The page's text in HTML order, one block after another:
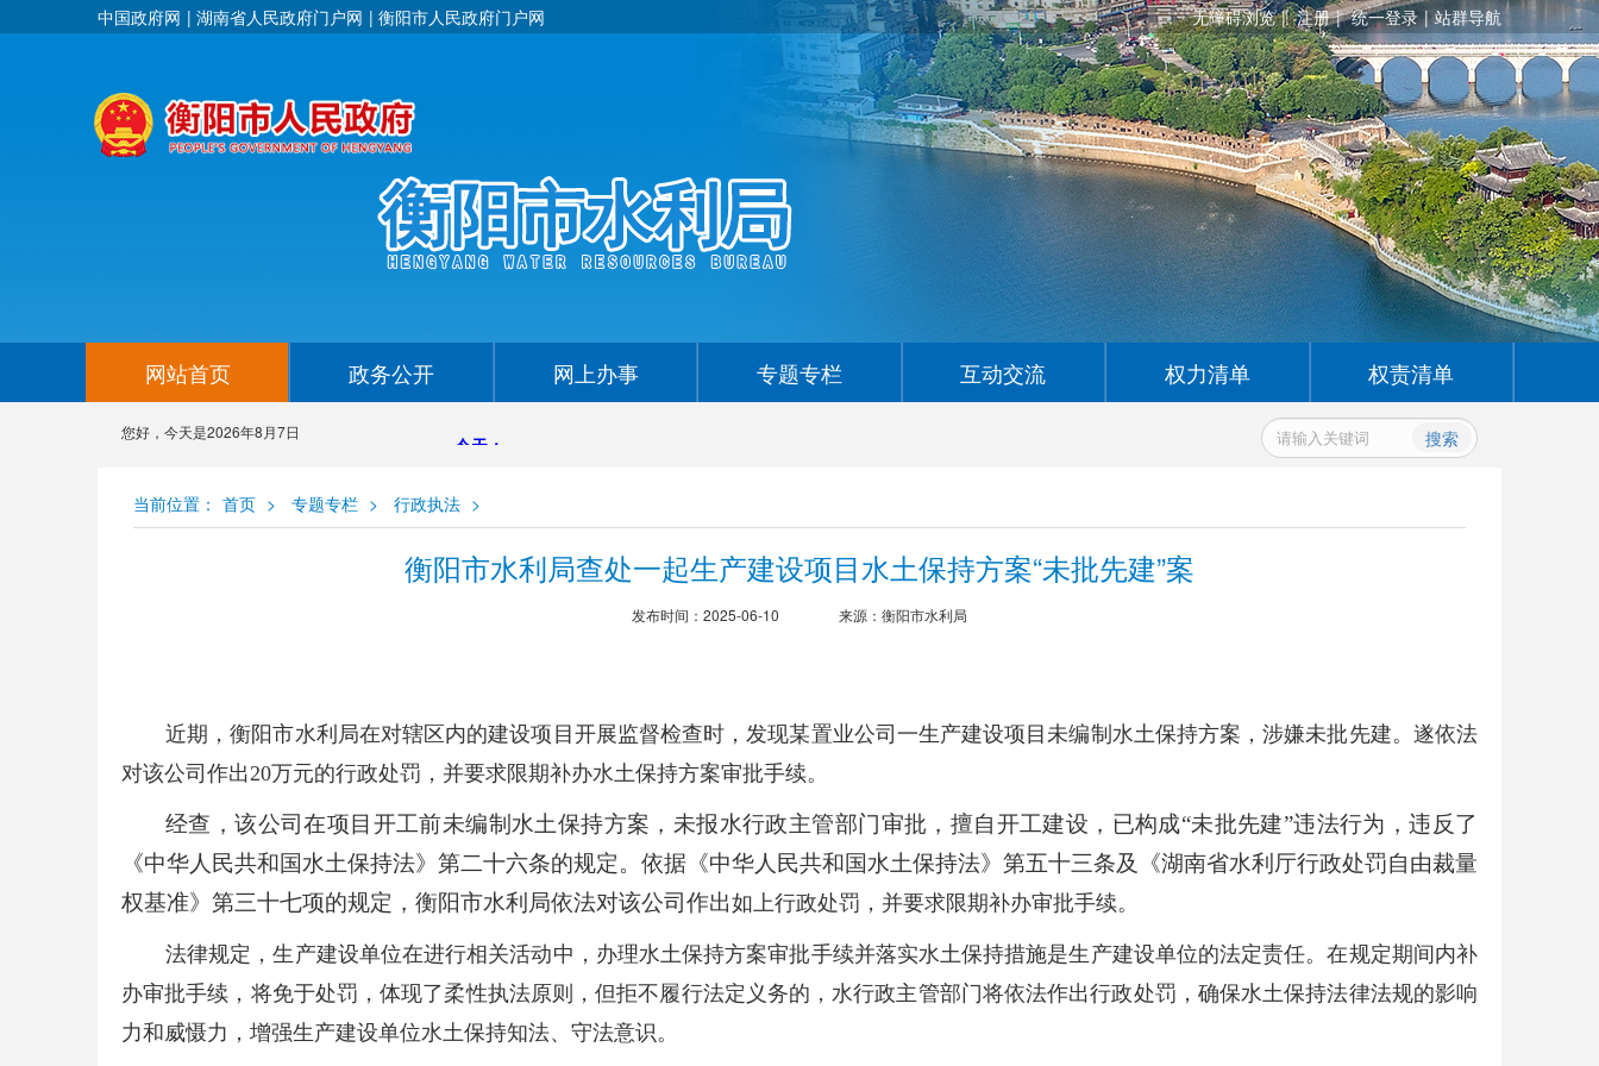
中国政府网 湖南省人民政府门户网 衡阳市人民政府门户网 无障碍浏览 注册 统一登录 站群导航
网站首页 政务公开 网上办事 专题专栏 互动交流 权力清单 权责清单
您好，今天是2026年8月7日 搜索
当前位置： 首页 > 专题专栏 > 行政执法 >
衡阳市水利局查处一起生产建设项目水土保持方案“未批先建”案
发布时间：2025-06-10 来源：衡阳市水利局
近期，衡阳市水利局在对辖区内的建设项目开展监督检查时，发现某置业公司一生产建设项目未编制水土保持方案，涉嫌未批先建。遂依法
对该公司作出20万元的行政处罚，并要求限期补办水土保持方案审批手续。
经查，该公司在项目开工前未编制水土保持方案，未报水行政主管部门审批，擅自开工建设，已构成“未批先建”违法行为，违反了
《中华人民共和国水土保持法》第二十六条的规定。依据《中华人民共和国水土保持法》第五十三条及《湖南省水利厅行政处罚自由裁量
权基准》第三十七项的规定，衡阳市水利局依法对该公司作出如上行政处罚，并要求限期补办审批手续。
法律规定，生产建设单位在进行相关活动中，办理水土保持方案审批手续并落实水土保持措施是生产建设单位的法定责任。在规定期间内补
办审批手续，将免于处罚，体现了柔性执法原则，但拒不履行法定义务的，水行政主管部门将依法作出行政处罚，确保水土保持法律法规的影响
力和威慑力，增强生产建设单位水土保持知法、守法意识。